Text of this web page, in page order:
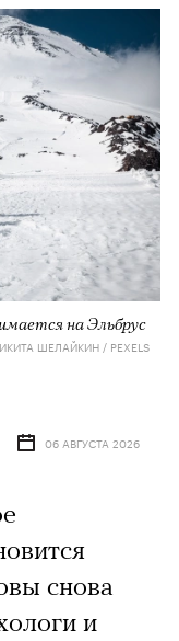
на Эльбрус
ШЕЛАЙКИН / PEXELS
06 АВГУСТА 2026
снова
и